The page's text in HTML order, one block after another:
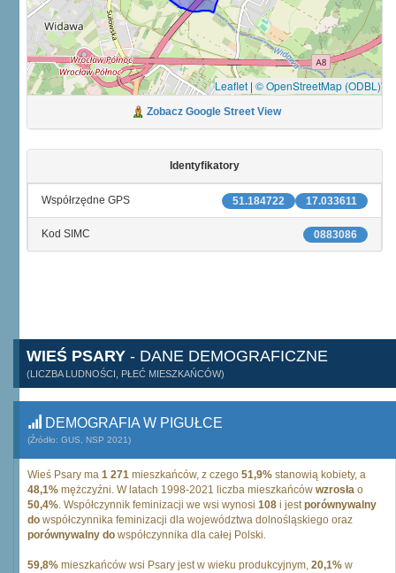
Leaflet | © OpenStreetMap (ODBL)
Zobacz Google Street View
Identyfikatory
17.033611
51.184722
Współrzędne GPS
0883086
Kod SIMC
WIEŚ PSARY - DANE DEMOGRAFICZNE
(LICZBA LUDNOŚCI, PŁEĆ MIESZKAŃCÓW)
DEMOGRAFIA W PIGUŁCE
(Źródło: GUS, NSP 2021)
Wieś Psary ma 1 271 mieszkańców, z czego 51,9% stanowią kobiety, a
48,1% mężczyźni. W latach 1998-2021 liczba mieszkańców wzrosła o
50,4%. Współczynnik feminizacji we wsi wynosi 108 i jestporównywalny
do współczynnika feminizacji dla województwa dolnośląskiego oraz
porównywalny do współczynnika dla całej Polski.
59,8% mieszkańców wsi Psary jest w wieku produkcyjnym, 20,1% w